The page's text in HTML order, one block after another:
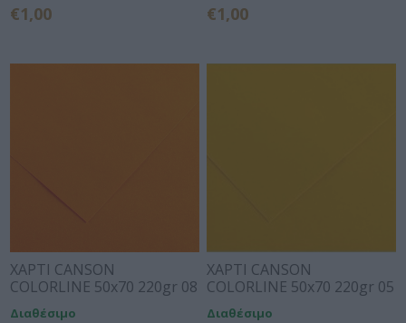
€1,00 €1,00
ΧΑΡΤΙ CANSON
COLORLINE 50x70 220gr 08
CLEMENTINE
Διαθέσιμο
ΧΑΡΤΙ CANSON
COLORLINE 50x70 220gr 05
BUTTERCUP
Διαθέσιμο